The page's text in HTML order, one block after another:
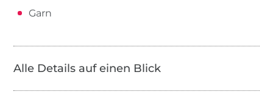
Garn
Alle Details auf einen Blick